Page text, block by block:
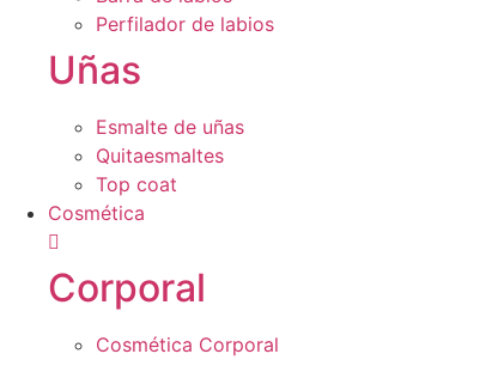
Perfilador de labios
Uñas
Esmalte de uñas
Quitaesmaltes
Top coat
Cosmética
Corporal
Cosmética Corporal